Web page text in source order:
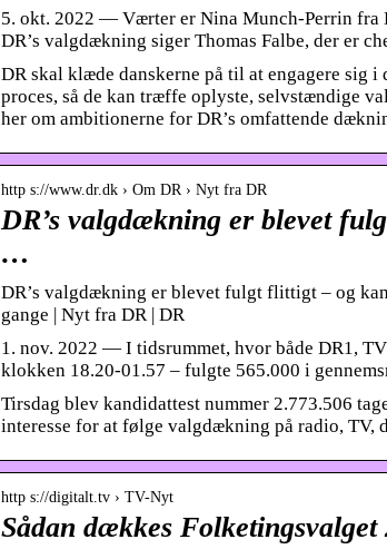
5. okt. 2022 — Værter er Nina Munch-Perrin fra
DR’s valgdækning siger Thomas Falbe, der er
DR skal klæde danskerne på til at engagere sig
proces, så de kan træffe oplyste, selvstændige
her om ambitionerne for DR’s omfattende
http s://www.dr.dk › Om DR › Nyt fra DR
DR’s valgdækning er blevet
…
DR’s valgdækning er blevet fulgt flittigt – og
gange | Nyt fra DR | DR
1. nov. 2022 — I tidsrummet, hvor både DR1,
klokken 18.20-01.57 – fulgte 565.000 i
Tirsdag blev kandidattest nummer 2.773.506
interesse for at følge valgdækning på radio, TV,
http s://digitalt.tv › TV-Nyt
Sådan dækkes